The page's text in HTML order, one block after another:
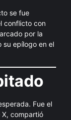
se fue
conflicto con
por la
su epílogo en el
Fue el
X, compartió